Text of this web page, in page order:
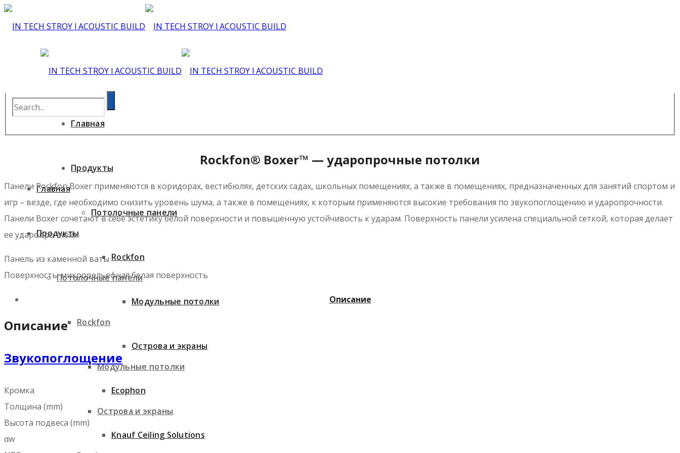
Главная
Продукты
Потолочные панели
Rockfon
Модульные потолки
Острова и экраны
Главная
Продукты
Потолочные панели
Rockfon
Модульные потолки
Острова и экраны
Ecophon
Knauf Ceiling Solutions
Rockfon® Boxer™ — ударопрочные потолки
Панели Rockfon Boxer применяются в коридорах, вестибюлях, детских садах, школьных помещениях, а также в помещениях, предназначенных для занятий спортом и
игр – везде, где необходимо снизить уровень шума, а также в помещениях, к которым применяются высокие требования по звукопоглощению и ударопрочности.
Панели Boxer сочетают в себе эстетику белой поверхности и повышенную устойчивость к ударам. Поверхность панели усилена специальной сеткой, которая делает
ее ударопрочной.
Панель из каменной ваты
Поверхность: микрорельефная белая поверхность
Описание
Описание
Звукопоглощение
Кромка
Толщина (mm)
Высота подвеса (mm)
αw